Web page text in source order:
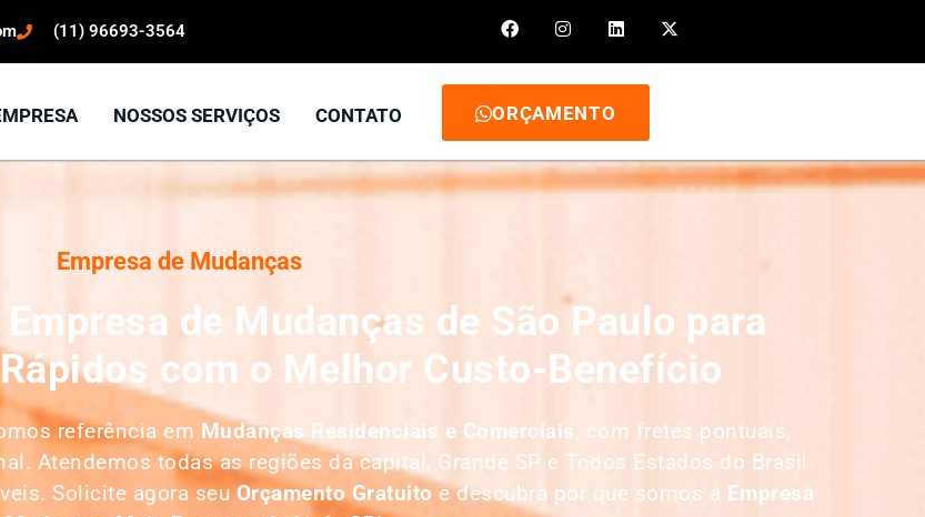
(11) 96693-3564
NOSSOS SERVIÇOS CONTATO ORÇAMENTO
Empresa de Mudanças
de Mudanças de São Paulo para
com o Melhor Custo-Benefício
referência em Mudanças Residenciais e Comerciais, com fretes pontuais,
Atendemos todas as regiões da capital, Grande SP e Todos Estados do Brasil
Solicite agora seuOrçamento Gratuito e descubra por que somos a Empresa